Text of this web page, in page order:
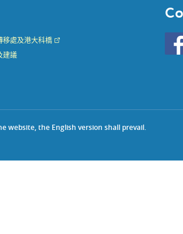
移處及港大科橋
建議
HKU
website, the English version shall prevail.